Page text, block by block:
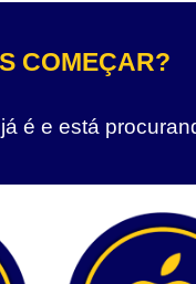
COMEÇAR?
é e está